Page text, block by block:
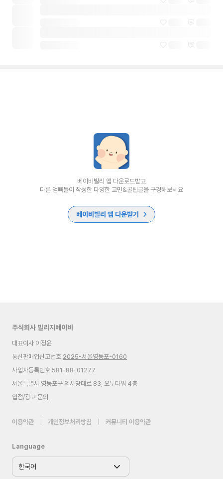
베이비빌리 앱 다운로드받고
다른 엄빠들이 작성한 다양한 고민&꿀팁글을 구경해보세요
베이비빌리 앱 다운받기
주식회사 빌리지베이비
대표이사 이정윤
통신판매업신고번호 2025-서울영등포-0160
사업자등록번호 581-88-01277
서울특별시 영등포구 의사당대로 83, 오투타워 4층
입점/광고 문의
이용약관 개인정보처리방침 커뮤니티 이용약관
Language